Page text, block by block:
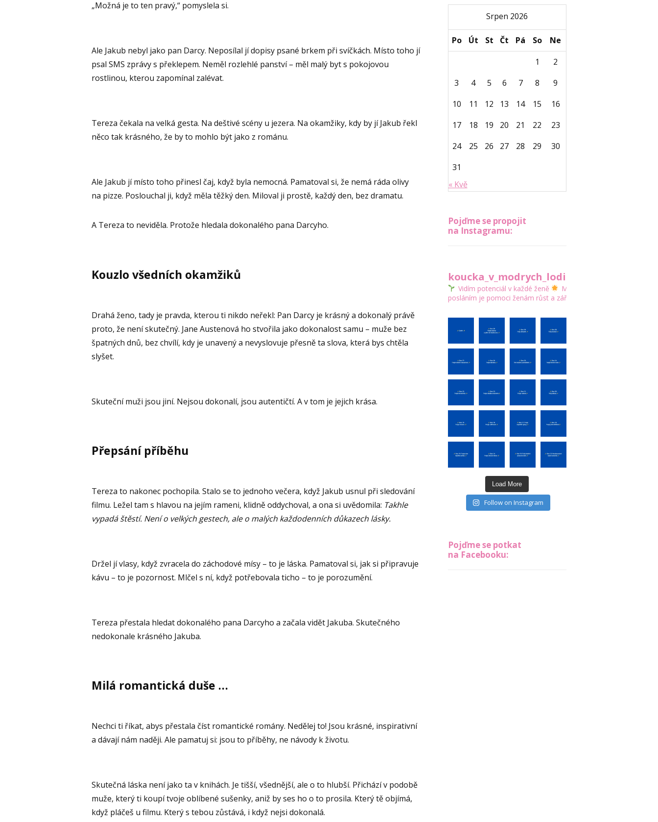
„Možná je to ten pravý,“ pomyslela si.
Ale Jakub nebyl jako pan Darcy. Neposílal jí dopisy psané brkem při svíčkách. Místo toho jí
psal SMS zprávy s překlepem. Neměl rozlehlé panství – měl malý byt s pokojovou
rostlinou, kterou zapomínal zalévat.
Tereza čekala na velká gesta. Na deštivé scény u jezera. Na okamžiky, kdy by jí Jakub řekl
něco tak krásného, že by to mohlo být jako z románu.
Ale Jakub jí místo toho přinesl čaj, když byla nemocná. Pamatoval si, že nemá ráda olivy
na pizze. Poslouchal ji, když měla těžký den. Miloval ji prostě, každý den, bez dramatu.
A Tereza to neviděla. Protože hledala dokonalého pana Darcyho.
Kouzlo všedních okamžiků
Drahá ženo, tady je pravda, kterou ti nikdo neřekl: Pan Darcy je krásný a dokonalý právě
proto, že není skutečný. Jane Austenová ho stvořila jako dokonalost samu – muže bez
špatných dnů, bez chvílí, kdy je unavený a nevyslovuje přesně ta slova, která bys chtěla
slyšet.
Skuteční muži jsou jiní. Nejsou dokonalí, jsou autentičtí. A v tom je jejich krása.
Přepsání příběhu
Tereza to nakonec pochopila. Stalo se to jednoho večera, když Jakub usnul při sledování
filmu. Ležel tam s hlavou na jejím rameni, klidně oddychoval, a ona si uvědomila: Takhle
vypadá štěstí. Není o velkých gestech, ale o malých každodenních důkazech lásky.
Držel jí vlasy, když zvracela do záchodové mísy – to je láska. Pamatoval si, jak si připravuje
kávu – to je pozornost. Mlčel s ní, když potřebovala ticho – to je porozumění.
Tereza přestala hledat dokonalého pana Darcyho a začala vidět Jakuba. Skutečného
nedokonale krásného Jakuba.
Milá romantická duše …
Nechci ti říkat, abys přestala číst romantické romány. Nedělej to! Jsou krásné, inspirativní
a dávají nám naději. Ale pamatuj si: jsou to příběhy, ne návody k životu.
Skutečná láska není jako ta v knihách. Je tišší, všednější, ale o to hlubší. Přichází v podobě
muže, který ti koupí tvoje oblíbené sušenky, aniž by ses ho o to prosila. Který tě objímá,
když pláčeš u filmu. Který s tebou zůstává, i když nejsi dokonalá.
Srpen 2026
Po Út St Čt Pá So
Ne
1
2
3
4 5 6 7 8
9
10
11 12 13 14 15
16
17
18 19 20 21 22
23
24
25 26 27 28 29
30
31
« Kvě
Pojďme se propojit
na Instagramu:
koucka_v_modrych_lodickach
Vidím potenciál v každé ženě
Mým
posláním je pomoci ženám růst a zářit
Load More
Follow on Instagram
Pojďme se potkat
na Facebooku: